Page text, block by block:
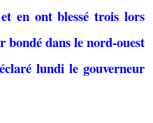
en ont blessé trois lors
bondé dans le nord-ouest
lundi le gouverneur